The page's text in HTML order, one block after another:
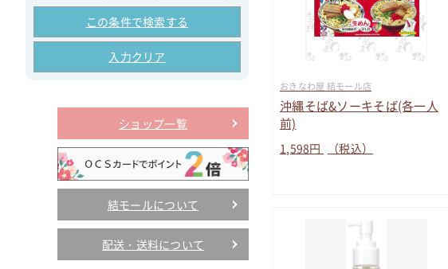
おきなわ屋 結モール店
沖縄そば&ソーキそば(各一人
前)
1,598円 （税込）
この条件で検索する
入力クリア
ショップ一覧
結モールについて
配送・送料について